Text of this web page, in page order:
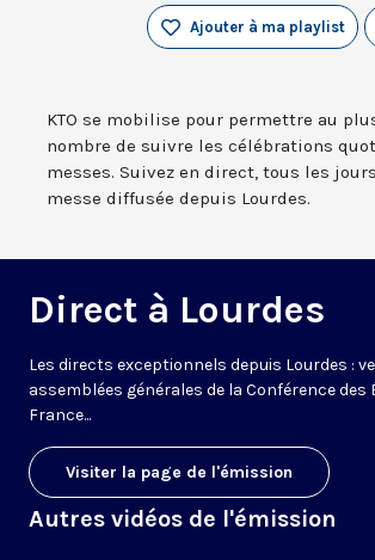
Ajouter à ma playlist
KTO se mobilise pour permettre au
nombre de suivre les célébrations
messes. Suivez en direct, tous les
messe diffusée depuis Lourdes.
Direct à Lourdes
Les directs exceptionnels depuis Lourdes :
assemblées générales de la Conférence des
France...
Visiter la page de l'émission
Autres vidéos de l'émission